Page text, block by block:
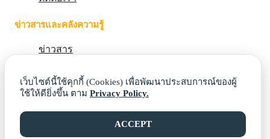
ข่าวสารและคลังความรู้
ข่าวสาร
กิจกรรม
คลังความรู้
ผลงานเด่น
เครือข่ายร่วมพัฒนา
เว็บไซต์นี้ใช้คุกกี้ (Cookies) เพื่อพัฒนาประสบการณ์ของผู้
ใช้ให้ดียิ่งขึ้น ตาม Privacy Policy.
ACCEPT